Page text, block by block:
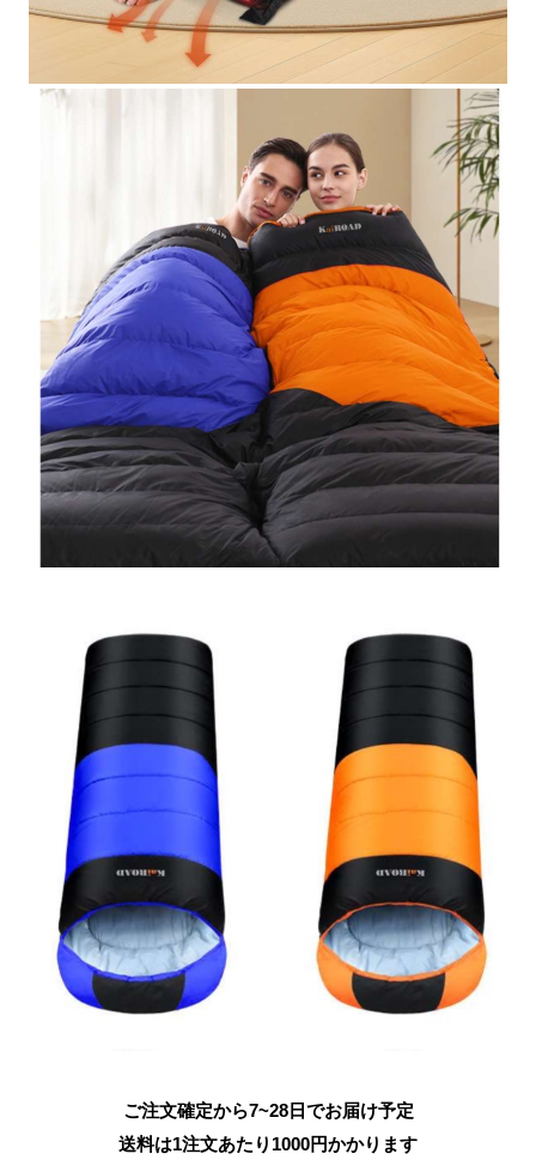
ご注文確定から7~28日でお届け予定
送料は1注文あたり 1000円かかります